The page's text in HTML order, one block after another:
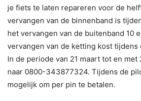
je fiets te laten repareren voor de
vervangen van de binnenband is
het vervangen van de buitenband 10
vervangen van de ketting kost tijdens
In de periode van 21 maart tot en met
naar 0800-343877324. Tijdens de
mogelijk om per pin te betalen.